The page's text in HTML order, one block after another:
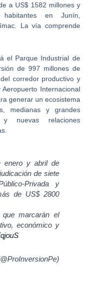
a US$ 1582 millones y
en Junín,
La vía comprende
el Parque Industrial de
de 997 millones de
corredor productivo y
Internacional
generar un ecosistema
medianas y grandes
y nuevas relaciones
enero y abril de
de siete
Privada y
de US$ 2800
marcarán el
económico y